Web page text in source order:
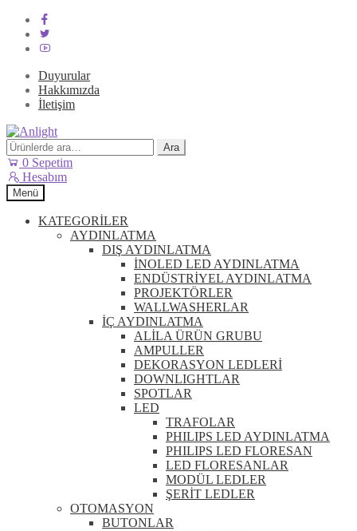
Duyurular
Hakkımızda
İletişim
Dolaşıma
geç
İçeriğe
geç
Ara: Ara
0 Sepetim
Hesabım
Menü
KATEGORİLER
AYDINLATMA
DIŞ AYDINLATMA
İNOLED LED AYDINLATMA
ENDÜSTRİYEL AYDINLATMA
PROJEKTÖRLER
WALLWASHERLAR
İÇ AYDINLATMA
ALİLA ÜRÜN GRUBU
AMPULLER
DEKORASYON LEDLERİ
DOWNLIGHTLAR
SPOTLAR
LED
TRAFOLAR
PHILIPS LED AYDINLATMA
PHILIPS LED FLORESAN
LED FLORESANLAR
MODÜL LEDLER
ŞERİT LEDLER
OTOMASYON
BUTONLAR